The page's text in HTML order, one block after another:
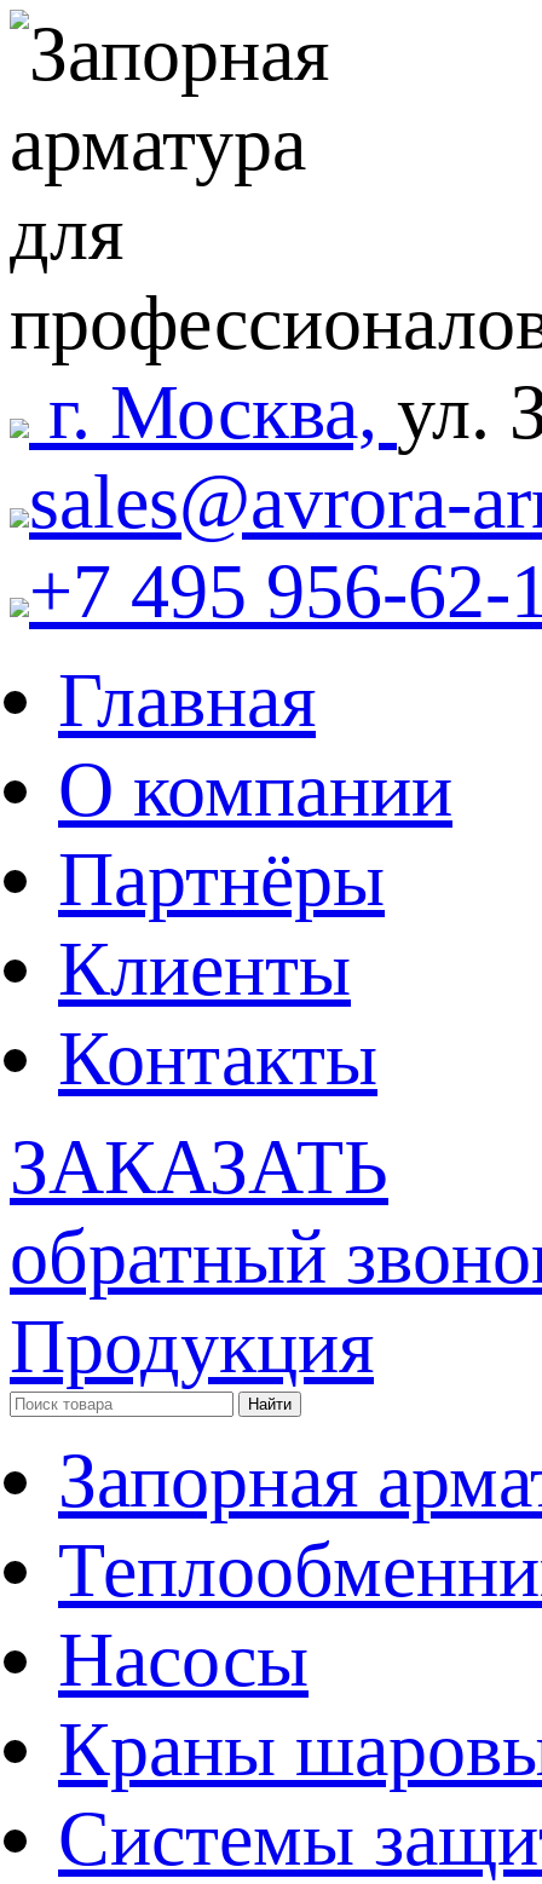
г. Москва, ул.
sales@avrora-
+7 495 956-62-
Главная
О компании
Партнёры
Клиенты
Контакты
ЗАКАЗАТЬ
обратный
Продукция
Запорная
Насосы
Краны
Системы